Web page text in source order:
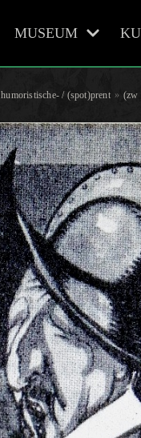
MUSEUM
humoristische- / (spot)prent » (zw